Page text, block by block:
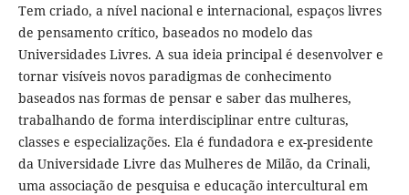
Tem criado, a nível nacional e internacional, espaços livres
de pensamento crítico, baseados no modelo das
Universidades Livres. A sua ideia principal é desenvolver e
tornar visíveis novos paradigmas de conhecimento
baseados nas formas de pensar e saber das mulheres,
trabalhando de forma interdisciplinar entre culturas,
classes e especializações. Ela é fundadora e ex-presidente
da Universidade Livre das Mulheres de Milão, da Crinali,
uma associação de pesquisa e educação intercultural em